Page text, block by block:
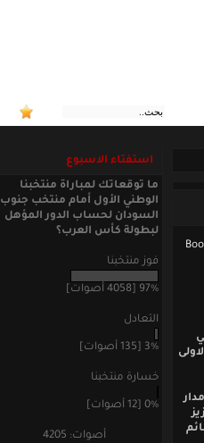
استفتاء الاسبوع
ما توقعاتك لمباراة منتخبنا
الوطني الأول أمام منتخب جنوب
السودان لحساب الدور المؤهل
لبطولة كأس العرب؟
فوز منتخبنا
97% [4058 أصوات]
التعادل
3% [135 أصوات]
خسارة منتخبنا
0% [12 أصوات]
أصوات: 4205